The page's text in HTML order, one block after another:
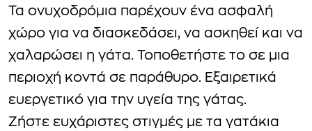
Τα ονυχοδρόμια παρέχουν ένα ασφαλή
χώρο για να διασκεδάσει, να ασκηθεί και να
χαλαρώσει η γάτα. Τοποθετήστε το σε μια
περιοχή κοντά σε παράθυρο. Εξαιρετικά
ευεργετικό για την υγεία της γάτας.
Ζήστε ευχάριστες στιγμές με τα γατάκια